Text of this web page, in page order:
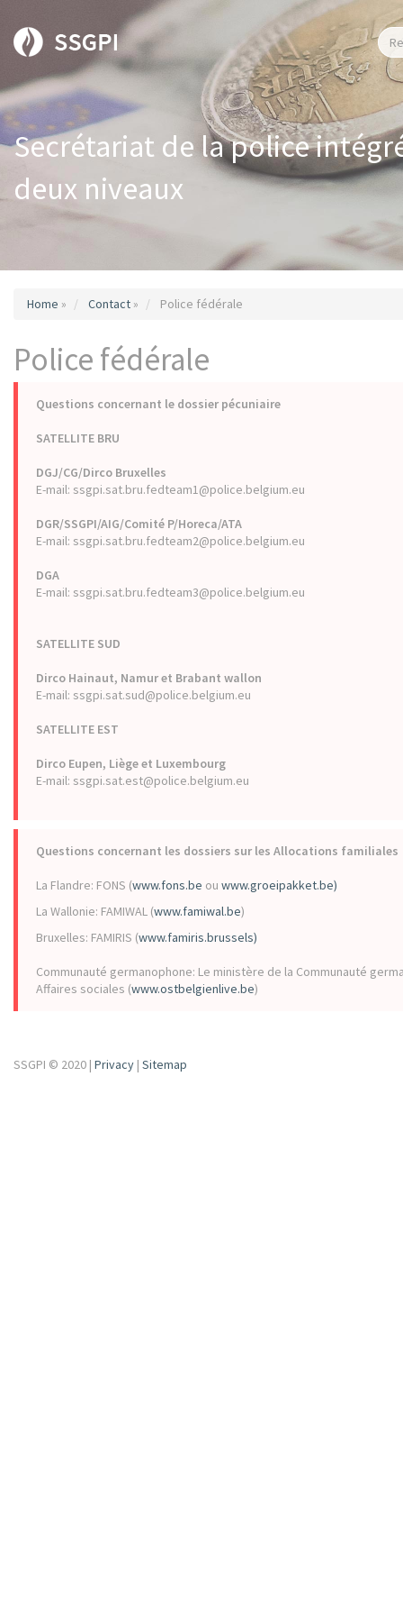
Secrétariat de la police
deux niveaux
Home » Contact » Police fédérale
Police fédérale
Questions concernant le dossier pécuniaire
SATELLITE BRU
DGJ/CG/Dirco Bruxelles
E-mail: ssgpi.sat.bru.fedteam1@police.belgium.eu
DGR/SSGPI/AIG/Comité P/Horeca/ATA
E-mail: ssgpi.sat.bru.fedteam2@police.belgium.eu
DGA
E-mail: ssgpi.sat.bru.fedteam3@police.belgium.eu
SATELLITE SUD
Dirco Hainaut, Namur et Brabant wallon
E-mail: ssgpi.sat.sud@police.belgium.eu
SATELLITE EST
Dirco Eupen, Liège et Luxembourg
E-mail: ssgpi.sat.est@police.belgium.eu
Questions concernant les dossiers sur les Allocations familiales
La Flandre: FONS (www.fons.be ou www.groeipakket.be)
La Wallonie: FAMIWAL (www.famiwal.be)
Bruxelles: FAMIRIS (www.famiris.brussels)
Communauté germanophone: Le ministère de la Communauté
Affaires sociales (www.ostbelgienlive.be)
SSGPI © 2020 | Privacy | Sitemap